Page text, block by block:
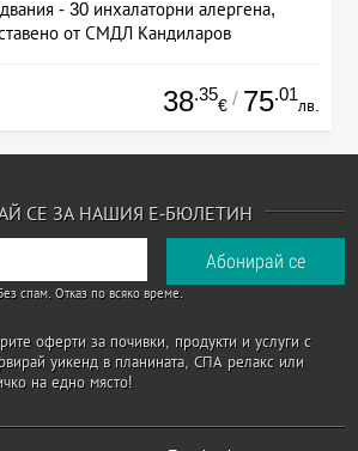
- 30 инхалаторни алергена,
от СМДЛ Кандиларов
38.35
€ / 75.01
лв.
СЕ ЗА НАШИЯ Е-БЮЛЕТИН
спам. Отказ по всяко време.
оферти за почивки, продукти и услуги с
уикенд в планината, СПА релакс или
на едно място!